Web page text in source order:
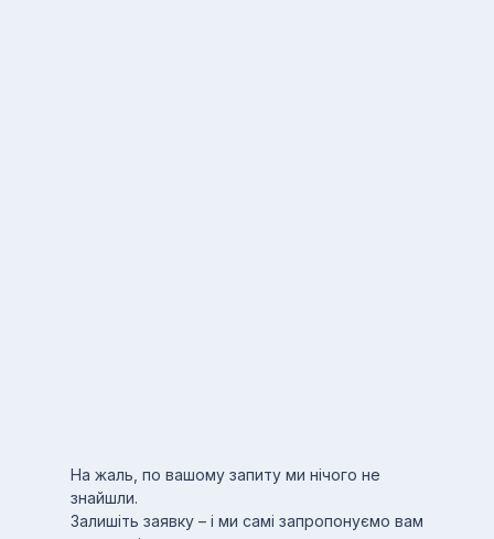
На жаль, по вашому запиту ми нічого не
знайшли.
Залишіть заявку – і ми самі запропонуємо вам